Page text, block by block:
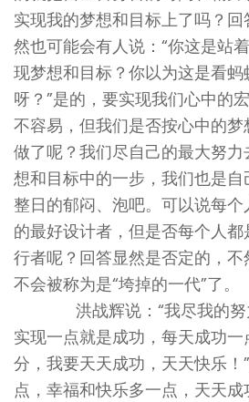
实现我的梦想和目标上了吗？
然也可能会有人说：“你这是站
现梦想和目标？你以为这是看
呀？”是的，要实现我们心中的
不容易，但我们是否按心中的
做了呢？我们尽自己的最大努
想和目标中的一步，我们也是
整日的郁闷、泡吧。可以说每
的最好设计者，但是否每个人
行者呢？回答显然是否定的，不
不会被称为是“垮掉的一代”了。
洪战辉说：“我尽我的努
实现一点就是成功，每天成功
分，我要天天成功，天天快乐！
点，幸福和快乐多一点，天天